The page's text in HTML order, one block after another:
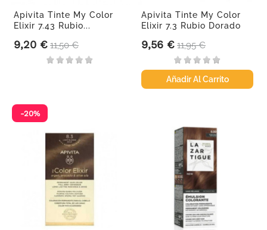
Apivita Tinte My Color
Elixir 7.43 Rubio...
Precio
9,20 € Precio base
11,50 €
Apivita Tinte My Color
Elixir 7.3 Rubio Dorado
Precio
9,56 € Precio base
11,95 €
Añadir Al Carrito
-20%